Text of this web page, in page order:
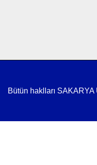
Bütün haklları